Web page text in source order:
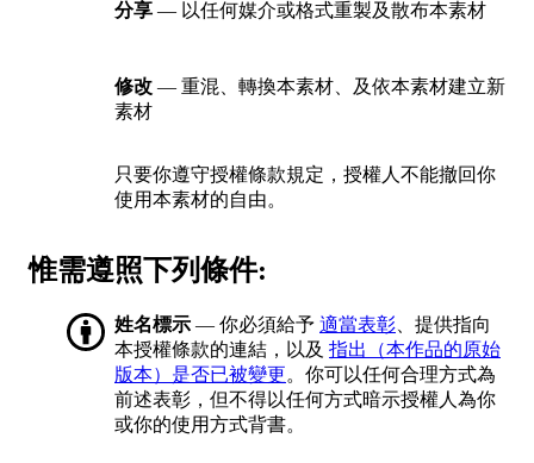
分享 — 以任何媒介或格式重製及散布本素材
修改 — 重混、轉換本素材、及依本素材建立新
素材
只要你遵守授權條款規定，授權人不能撤回你
使用本素材的自由。
惟需遵照下列條件:
姓名標示 — 你必須給予 適當表彰 、提供指向
本授權條款的連結，以及 指出（本作品的原始
版本）是否已被變更。你可以任何合理方式為
前述表彰，但不得以任何方式暗示授權人為你
或你的使用方式背書。